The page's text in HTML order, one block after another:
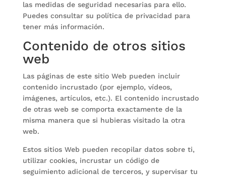
las medidas de seguridad necesarias para ello.
Puedes consultar su política de privacidad para
tener más información.
Contenido de otros sitios
web
Las páginas de este sitio Web pueden incluir
contenido incrustado (por ejemplo, vídeos,
imágenes, artículos, etc.). El contenido incrustado
de otras web se comporta exactamente de la
misma manera que si hubieras visitado la otra
web.
Estos sitios Web pueden recopilar datos sobre ti,
utilizar cookies, incrustar un código de
seguimiento adicional de terceros, y supervisar tu